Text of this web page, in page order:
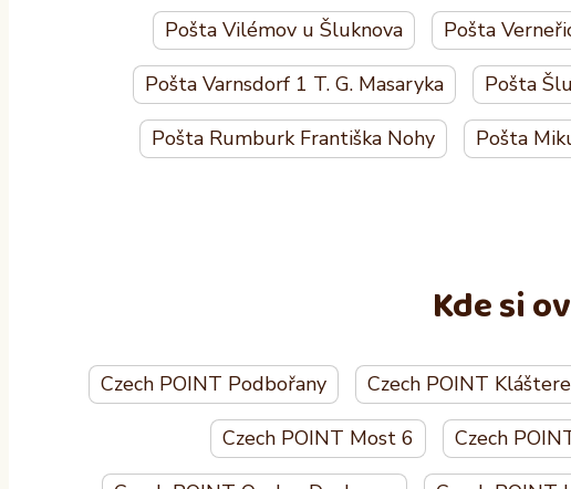
Pošta Vilémov u Šluknova Pošta
Pošta Varnsdorf 1 T. G. Masaryka Pošta
Pošta Rumburk Františka Nohy Pošta
Kde si
Czech POINT Podbořany Czech POINT
Czech POINT Most 6 Czech